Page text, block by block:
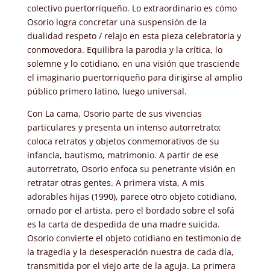
colectivo puertorriqueño. Lo extraordinario es cómo
Osorio logra concretar una suspensión de la
dualidad respeto / relajo en esta pieza celebratoria y
conmovedora. Equilibra la parodia y la crítica, lo
solemne y lo cotidiano, en una visión que trasciende
el imaginario puertorriqueño para dirigirse al amplio
público primero latino, luego universal.
Con La cama, Osorio parte de sus vivencias
particulares y presenta un intenso autorretrato;
coloca retratos y objetos conmemorativos de su
infancia, bautismo, matrimonio. A partir de ese
autorretrato, Osorio enfoca su penetrante visión en
retratar otras gentes. A primera vista, A mis
adorables hijas (1990), parece otro objeto cotidiano,
ornado por el artista, pero el bordado sobre el sofá
es la carta de despedida de una madre suicida.
Osorio convierte el objeto cotidiano en testimonio de
la tragedia y la desesperación nuestra de cada día,
transmitida por el viejo arte de la aguja. La primera